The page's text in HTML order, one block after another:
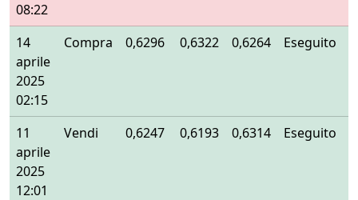
08:22
14
aprile
2025
02:15
Compra 0,6296 0,6322 0,6264 Eseguito
11
aprile
2025
12:01
Vendi 0,6247 0,6193 0,6314 Eseguito